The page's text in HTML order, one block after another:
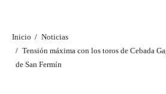
Inicio
Noticias
Tensión máxima con los toros de Cebada
de San Fermín